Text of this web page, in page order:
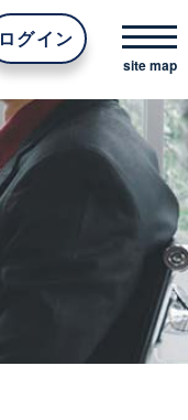
ログイン